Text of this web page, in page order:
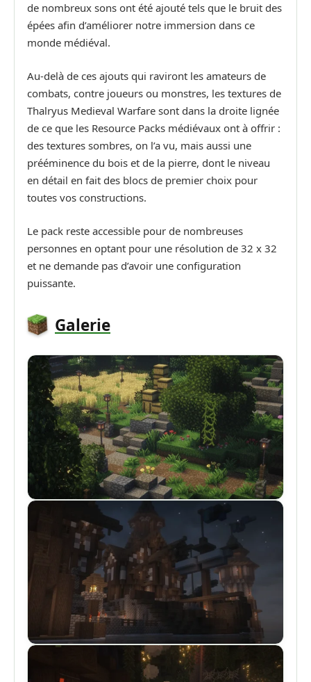
de nombreux sons ont été ajouté tels que le bruit des
épées afin d’améliorer notre immersion dans ce
monde médiéval.
Au-delà de ces ajouts qui raviront les amateurs de
combats, contre joueurs ou monstres, les textures de
Thalryus Medieval Warfare sont dans la droite lignée
de ce que les Resource Packs médiévaux ont à offrir :
des textures sombres, on l’a vu, mais aussi une
prééminence du bois et de la pierre, dont le niveau
en détail en fait des blocs de premier choix pour
toutes vos constructions.
Le pack reste accessible pour de nombreuses
personnes en optant pour une résolution de 32 x 32
et ne demande pas d’avoir une configuration
puissante.
Galerie